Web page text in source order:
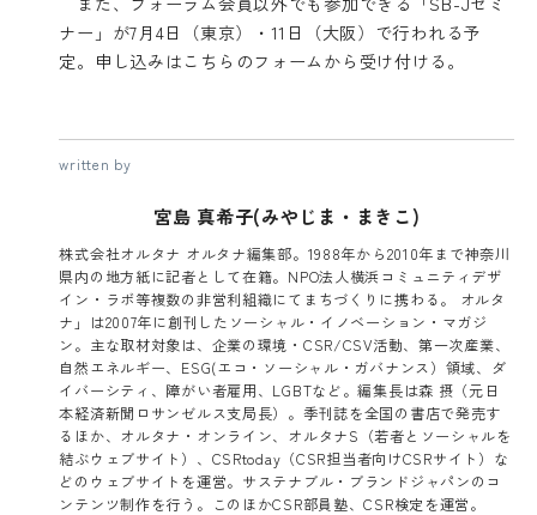
ナー」が7月4日（東京）・11日（大阪）で行われる予
定。申し込みはこちらのフォームから受け付ける。
written by
宮島 真希子(みやじま・まきこ)
株式会社オルタナ オルタナ編集部。1988年から2010年まで神奈川
県内の地方紙に記者として在籍。NPO法人横浜コミュニティデザ
イン・ラボ等複数の非営利組織にてまちづくりに携わる。 オルタ
ナ」は2007年に創刊したソーシャル・イノベーション・マガジ
ン。主な取材対象は、企業の環境・CSR/CSV活動、第一次産業、
自然エネルギー、ESG(エコ・ソーシャル・ガバナンス）領域、ダ
イバーシティ、障がい者雇用、LGBTなど。編集長は森 摂（元日
本経済新聞ロサンゼルス支局長）。季刊誌を全国の書店で発売す
るほか、オルタナ・オンライン、オルタナS（若者とソーシャルを
結ぶウェブサイト）、CSRtoday（CSR担当者向けCSRサイト）な
どのウェブサイトを運営。サステナブル・ブランドジャパンのコ
ンテンツ制作を行う。このほかCSR部員塾、CSR検定を運営。